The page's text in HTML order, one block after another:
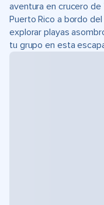
aventura en crucero de
Puerto Rico a bordo
explorar playas
tu grupo en esta